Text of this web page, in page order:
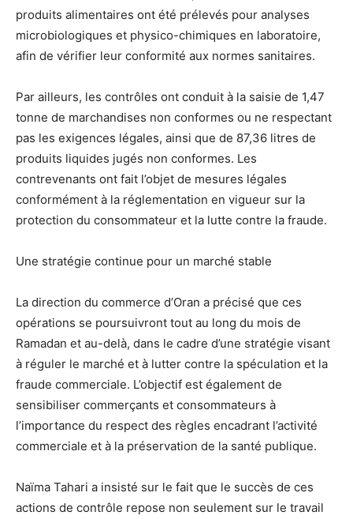
produits alimentaires ont été prélevés pour analyses
microbiologiques et physico-chimiques en laboratoire,
afin de vérifier leur conformité aux normes sanitaires.
Par ailleurs, les contrôles ont conduit à la saisie de 1,47
tonne de marchandises non conformes ou ne respectant
pas les exigences légales, ainsi que de 87,36 litres de
produits liquides jugés non conformes. Les
contrevenants ont fait l’objet de mesures légales
conformément à la réglementation en vigueur sur la
protection du consommateur et la lutte contre la fraude.
Une stratégie continue pour un marché stable
La direction du commerce d’Oran a précisé que ces
opérations se poursuivront tout au long du mois de
Ramadan et au-delà, dans le cadre d’une stratégie visant
à réguler le marché et à lutter contre la spéculation et la
fraude commerciale. L’objectif est également de
sensibiliser commerçants et consommateurs à
l’importance du respect des règles encadrant l’activité
commerciale et à la préservation de la santé publique.
Naïma Tahari a insisté sur le fait que le succès de ces
actions de contrôle repose non seulement sur le travail